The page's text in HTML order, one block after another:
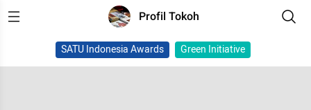
Profil Tokoh
SATU Indonesia Awards Green Initiative